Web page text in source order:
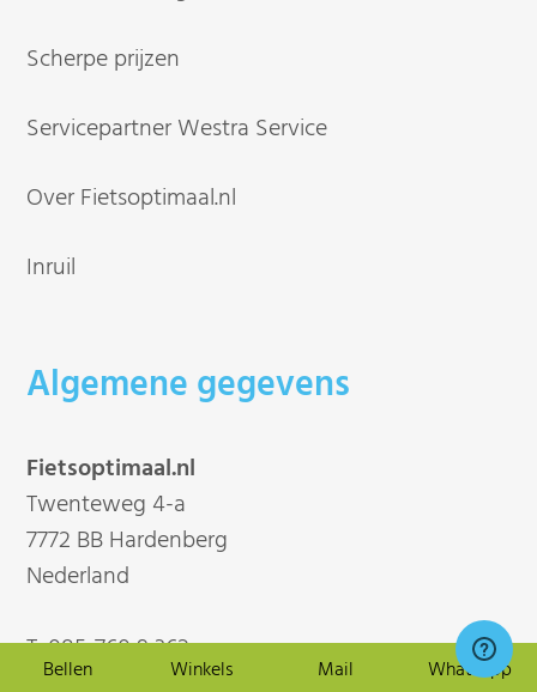
Scherpe prijzen
Servicepartner Westra Service
Over Fietsoptimaal.nl
Inruil
Algemene gegevens
Fietsoptimaal.nl
Twenteweg 4-a
7772 BB Hardenberg
Nederland
T:085-760 9 362
Bellen Winkels Mail Whatsapp